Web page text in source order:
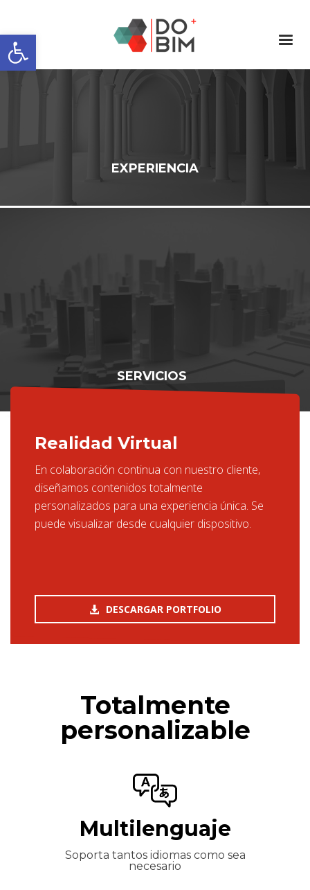
Abrir barra de herramientas
EXPERIENCIA
SERVICIOS
Realidad Virtual
En colaboración continua con nuestro cliente,
diseñamos contenidos totalmente
personalizados para una experiencia única. Se
puede visualizar desde cualquier dispositivo.
DESCARGAR PORTFOLIO
Totalmente
personalizable
Multilenguaje
Soporta tantos idiomas como sea
necesario